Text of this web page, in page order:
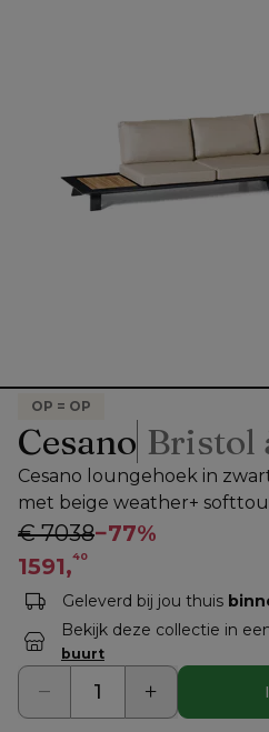
OP = OP
Cesano Bristol
Cesano loungehoek in
met beige weather+
€ 7038−77%
1591,40
Geleverd bij jou thuis
Bekijk deze collectie in
buurt